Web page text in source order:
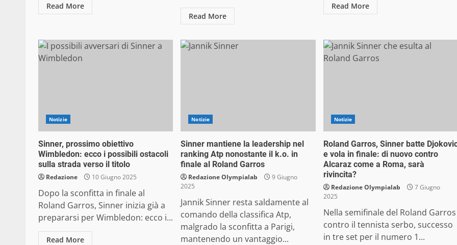
Read More
Read More
Read More
Notizie
Sinner, prossimo obiettivo
Wimbledon: ecco i possibili ostacoli
sulla strada verso il titolo
Redazione 10 Giugno 2025
Dopo la sconfitta in finale al
Roland Garros, Sinner inizia già a
prepararsi per Wimbledon: ecco i...
Read More
Notizie
Sinner mantiene la leadership nel
ranking Atp nonostante il k.o. in
finale al Roland Garros
Redazione Olympialab
9 Giugno
2025
Jannik Sinner resta saldamente al
comando della classifica Atp,
malgrado la sconfitta a Parigi,
mantenendo un vantaggio...
Notizie
Roland Garros, Sinner batte
e vola in finale: di nuovo contro
Alcaraz come a Roma, sarà
rivincita?
Redazione Olympialab
7 Giugno
2025
Nella semifinale del Roland Garros
contro il tennista serbo, successo
in tre set per il numero 1...